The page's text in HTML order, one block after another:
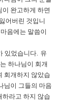
이 완고하게 하면
어버린 것입니
음에는 말씀이
있었습니다. 유
하나님이 회개
회개하지 않았습
님이 그들의 마음
라고 하지 않습